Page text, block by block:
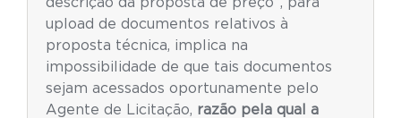
upload de documentos relativos à
proposta técnica, implica na
impossibilidade de que tais documentos
sejam acessados oportunamente pelo
Agente de Licitação, razão pela qual a